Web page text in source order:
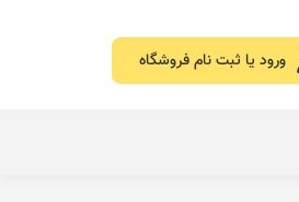
ورود یا ثبت نام فروشگاه